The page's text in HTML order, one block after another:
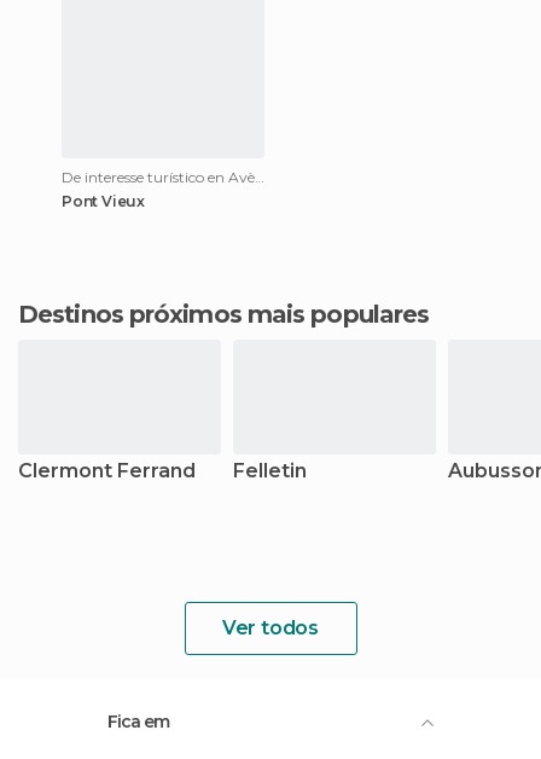
De interesse turístico en Avèze
Pont Vieux
Destinos próximos mais populares
Clermont Ferrand Felletin
Ver todos
Fica em